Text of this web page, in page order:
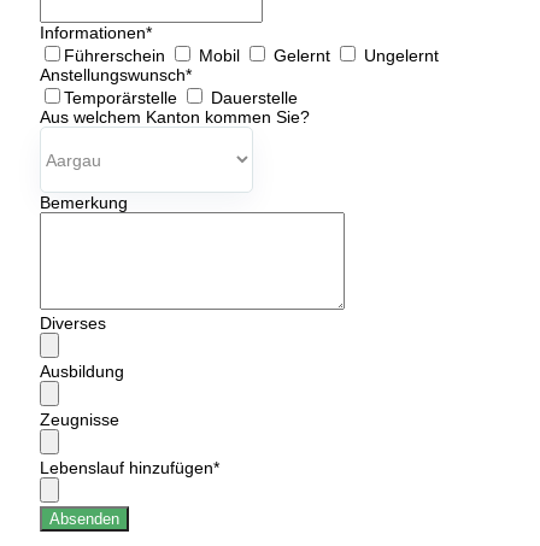
Informationen*
Führerschein
Mobil Gelernt
Ungelernt
Anstellungswunsch*
Temporärstelle
Dauerstelle
Aus welchem Kanton kommen Sie?
Bemerkung
Diverses
Ausbildung
Zeugnisse
Lebenslauf hinzufügen*
Absenden